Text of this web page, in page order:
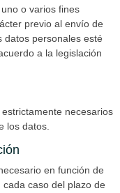
o varios fines
previo al envío de
datos personales esté
a la legislación
necesarios
los datos.
en función de
caso del plazo de